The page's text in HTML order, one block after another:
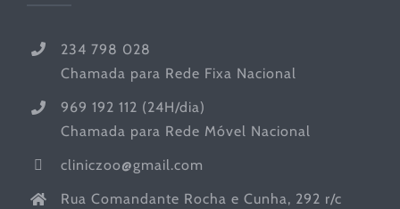
234 798 028
Chamada para Rede Fixa Nacional
969 192 112 (24H/dia)
Chamada para Rede Móvel Nacional
cliniczoo@gmail.com
Rua Comandante Rocha e Cunha, 292 r/c